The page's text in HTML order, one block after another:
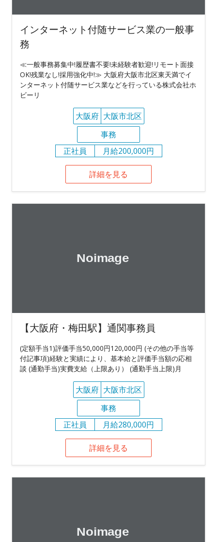
インターネット付随サービス業の一般事
務
≪一般事務募集中!履歴書不要!未経験者歓迎!リモート面接
OK!残業なし!採用強化中!≫ 大阪府大阪市北区東天満でイ
ンターネット付随サービス業などを行っている株式会社ホ
ビーリ
大阪府 大阪市北区
事務
正社員
月給200,000円
詳細を見る
【大阪府・梅田駅】通関事務員
(定額手当1)評価手当50,000円120,000円 (その他の手当等
付記事項)経験と実績により、基本給と評価手当額の応相
談 (通勤手当)実費支給（上限あり） (通勤手当上限)月
大阪府 大阪市北区
事務
正社員
月給280,000円
詳細を見る